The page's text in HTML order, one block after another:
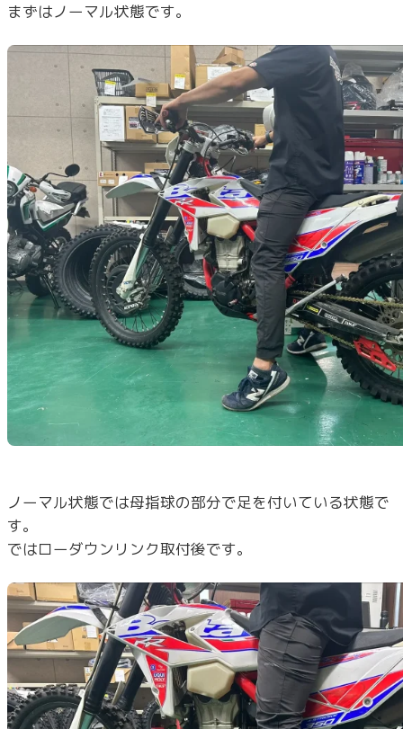
まずはノーマル状態です。
ノーマル状態では母指球の部分で足を付いている状態で
す。
ではローダウンリンク取付後です。